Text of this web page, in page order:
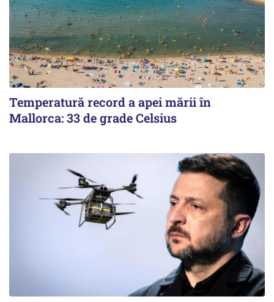
Temperatură record a apei mării în
Mallorca: 33 de grade Celsius